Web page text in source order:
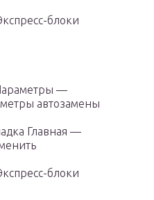
блоки
—
автозамены
Главная —
блоки